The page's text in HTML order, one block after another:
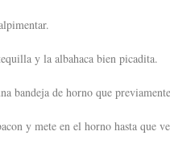
y la albahaca bien picadita.
bandeja de horno que
y mete en el horno hasta que